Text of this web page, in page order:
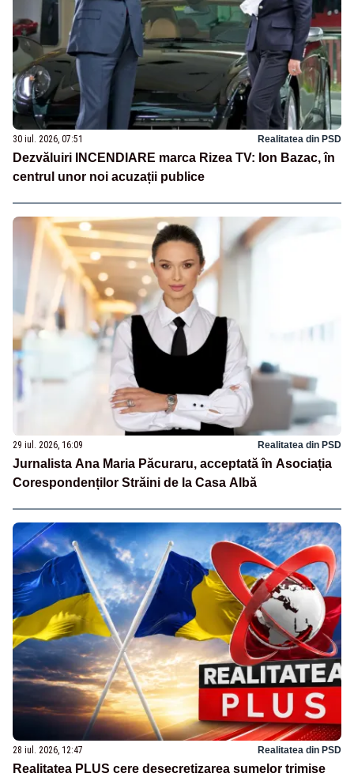
30 iul. 2026, 07:51 Realitatea din PSD
Dezvăluiri INCENDIARE marca Rizea TV: Ion Bazac, în
centrul unor noi acuzații publice
29 iul. 2026, 16:09 Realitatea din PSD
Jurnalista Ana Maria Păcuraru, acceptată în Asociația
Corespondenților Străini de la Casa Albă
28 iul. 2026, 12:47 Realitatea din PSD
Realitatea PLUS cere desecretizarea sumelor trimise